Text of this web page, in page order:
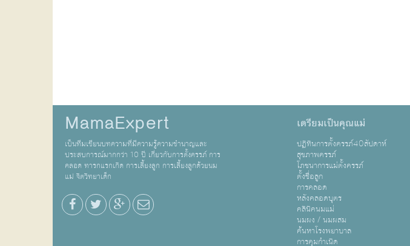
MamaExpert
เป็นทีมเขียนบทความที่มีความรู้ความชำนาญและ
ประสบการณ์มากกว่า 10 ปี เกี่ยวกับการตั้งครรภ์ การ
คลอด ทารกแรกเกิด การเลี้ยงลูก การเลี้ยงลูกด้วยนม
แม่ จิตวิทยาเด็ก
เตรียมเป็นคุณแม่
ปฏิทินการตั้งครรภ์40สัปดาห์
สุขภาพครรภ์
โภชนาการแม่ตั้งครรภ์
ตั้งชื่อลูก
การคลอด
หลังคลอดบุตร
คลินิคนมแม่
นมผง / นมผสม
ค้นหาโรงพยาบาล
การคุมกำเนิด